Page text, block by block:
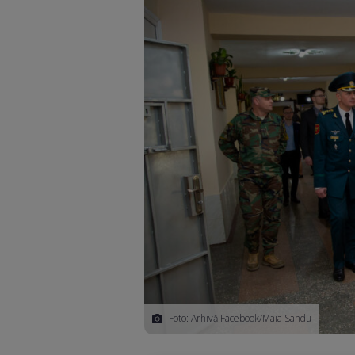
Foto: Arhivă Facebook/Maia Sandu